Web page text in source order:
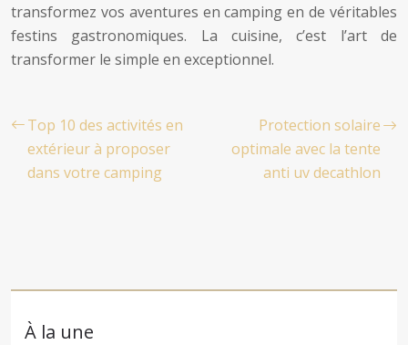
transformez vos aventures en camping en de véritables
festins gastronomiques. La cuisine, c’est l’art de
transformer le simple en exceptionnel.
Top 10 des activités en
extérieur à proposer
dans votre camping
Protection solaire
optimale avec la tente
anti uv decathlon
À la une